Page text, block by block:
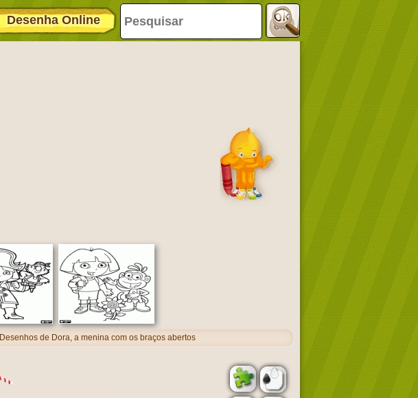
Desenha Online
Desenhos de Dora, a menina com os braços abertos